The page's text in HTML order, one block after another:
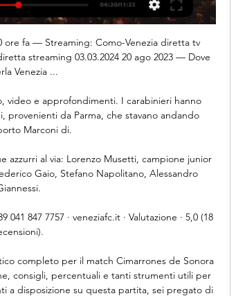
alle ore 15.00Si partirà alle 20.15 con le ultimissime sulle formazioni che scenderanno in campo. Dalle 20.30 partirà la cronaca testuale in diretta...

Ragazze interrotte. Il film è ambientato nel biennio 1967-1969. Susanna Kaysen è una ragazza all'apparenza abbastanza normale, con un pessimo rapporto con i genitori, piena di in...

2020-8-29 · Puoi vedere HIFK vs. SJK Seinäjoki online in live stream se sei un membro iscritto su U-TV, il sito on line leader che ha una copertura di live streaming di oltre 140.000 eventi sportivi durante l'anno con scommesse live. Se questo match è coperto da U-TV live streaming puoi guardare il match di Football HIFK SJK Seinäjoki sul tuo iPhone.

Per il tuo noleggio auto scegli l'ufficio Europcar di Brescia: troverai uno staff veicolo più grande per lavoro, troverai il modello perfetto nella stazione di Brescia. Noleggia la tua auto alla Stazione di Brescia in pochi semplici step. www.doorental.com offre le tariffe migliore delle principali compagnie.

2020-05-13 Inter News, Conte: “Vivo il mio lavoro in modo intenso” 2020-05-13 Roma News, Diawara: “Non vedo l’ora che tutto finisca” 2020-05-13 Calciomercato Juventus, Gonzalo Higuain va verso l’addio 2020-05-13 INPS – A breve arriverà il pagamento del bonus da 600 Euro 2020-05-13 Decreto Rilancio – Il bonus da 1000 Euro non spetterà a tutti

Serie B: Brescia in Serie A, Lecce spreca match point, Verona esonera Grosso. Foto ANSA/STEFANO LANCIA BRESCIA – Il Brescia torna in Serie A. Il gol di Dessena regala alla squadra di Corini l’aritmetico ritorno in Serie A, otto anni dopo l’ultima volta. È il primo verdetto di questa stagione di B. Bel primo tempo della capolista con tre grandi occasioni prima della rete decisiva.

COME VEDERE SASSUOLO LECCE IN TV E STREAMING. La gara tra Sassuolo e Lecce sarà trasmessa in esclusiva su Sky Sport. DAZN dunque non trasmetterà anche la gara tra i neroverdi e i giallorossi. La nuova piattaforma trasmette in esclusiva 3 gare a giornata del campionato e, come detto, non ospiterà il Sassuolo in questa giornata.

Per l'Inter invece l'ostico Getafe, che molto bene sta facendo in Liga quest'anno, dove attualmente è quinto, ad un punto dal quarto posto occupato proprio dal Siviglia.

L’assemblea dei giornalisti della RAI ha emesso una nota ufficiale indirizzata al Ministro dello Sport, Vincenzo Spadafora, che si era dimostrato favorevole alla trasmissione in chiaro della ‘Diretta Gol‘ delle partite di Serie A. Di seguito il comunicato: “Se si deroga alla legge Melandri aprendo i diritti tv criptati e autorizzandone la trasmissione in chiaro, allora bisogna aprire.

Watch Live Stream Online Alessandro Giannessi - Maxime Janvier (17.08.20). Live Stream Tennis îíëàéí. Alessandro Giannessi - Maxime Janvier Live. 1/16 di finale.

Pronostico e statistiche dell'incontro di calcio Temuco - San Marcos de Arica di Cile Primera B - Clausura del 08/12/2013. Disponibili anche tutti i pronostici della giornata del campionato Cile Primera B - Clausura

Dove acquistare biglietti Inter Getafe prezzi Europa League 12 marzo 2020 (ejct) BOOKMAKER CONSIGLIATO PER SCOMMETTERE SULLA EUROPA LEAGUE. PREZZI…

Brescia Lecce Streaming, presentazione match. Il Brescia ha il peggior attacco di tutta la serie A per quanto concerne le gare giocate in casa, insieme a Udinese e Sampdoria: solo 5 le reti segnate di fronte ai propri tifosi. I salentini hanno conquistato in trasferta 11 dei 15 punti che al momento contano in classifica, grazie a 3 vittorie.

Pronostico e statistiche dell'incontro di calcio Santa Clara - Sporting Braga di Portogallo Primeira Liga del 15/03/2020. Disponibili anche tutti i pronostici della giornata del campionato Portogallo Primeira Liga

Ecco le immagini salienti delle partite della ventesima giornata d'andata del campionato 2019/2020 proposte dal sito ufficiale della Lega di Serie B. COSENZA-CROTONE 0-1 BENEVENTO-PISA 1-1 SPEZIA-CITTADELLA 1-1 PESCARA-SALERNITANA 1-2 CHIEVO-PERUGIA 2-0 LIVORNO-ENTELLA 4-4 JUVE STABIA-EMPOLI 1-0 FROSINONE-PORDENONE 2-2

Streaming Como - Venezia in diretta oggi 10 ore fa — Streaming Como - Venezia in diretta oggi Venezia - Como: diretta live Serie B Calcio 01/04/2023 03/03/2024 La programmazione completa di ...

Chi era Alessandro Narducci, lo chef stellato scomparso a 29 anni Romano classe 1990, Alessandro Narducci si era formato al fianco di Angelo Troiani e di Heinz Beick: oggi il mondo della.

Dandenong Thunder Port Melbourne Sharks in diretta: scopri i risultati della partita Dandenong Thunder Port Melbourne Sharks live e segui i tabellini in diretta Dandenong Thunder Port Melbourne Sharks grazie al nostro livescore. Partita di NPL, Victoria giocata il 14/03/20 06:00

Questo potrebbe avvenire rinforzando il sito online UefaTV consentendo così a milioni di spettatori di vedere in streaming le partite.. Valencia-Atalanta e Inter-Getafe a porte chiuse.

L'Inter pesca il Getafe in Europa League: la scheda, i segreti e l'undici tipo dei Los Azulones. 28.02.2020 15:00 di Simone Bernabei Un sorteggio 'normale', quello toccato all'Inter per gli ottavi di Europa League. Dopo la doppia sfida col Ludogorets, i nerazzurri di Antonio Conte se la vedranno col Getafe, club.

Risultati in tempo reale, statistiche e punteggi